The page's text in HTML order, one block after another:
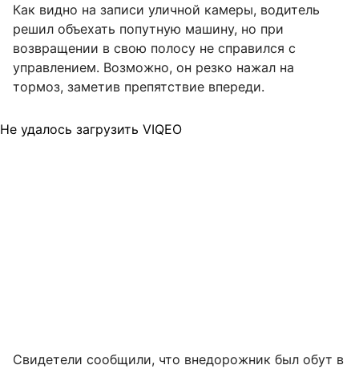
Как видно на записи уличной камеры, водитель
решил объехать попутную машину, но при
возвращении в свою полосу не справился с
управлением. Возможно, он резко нажал на
тормоз, заметив препятствие впереди.
Не удалось загрузить VIQEO
Свидетели сообщили, что внедорожник был обут в